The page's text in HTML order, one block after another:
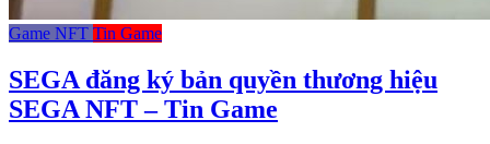
Game NFT Tin Game
SEGA đăng ký bản quyền thương hiệu
SEGA NFT – Tin Game